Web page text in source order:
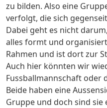
zu bilden. Also eine
verfolgt, die sich
Dabei geht es nicht
alles formt und
Rahmen und ist dort zur
Auch hier könnten wir
Fussballmannschaft oder
Beide haben eine
Gruppe und doch sind sie